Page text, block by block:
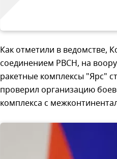
Как отметили в ведомстве,
соединением PBCH, на
ракетные комплексы "Ярс"
проверил организацию
комплекса с